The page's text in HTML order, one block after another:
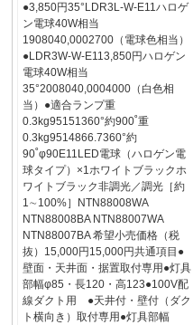
●3,850円35°LDR3L-W-E11ハロゲ
ン電球40W相当
1908040,0002700（電球色相当）
●LDR3W-W-E113,850円ハロゲン
電球40W相当
35°2008040,0004000（白色相
当）●適合ランプ重
0.3kg95151360°約900˚重
0.3kg9514866.7360°約
90˚φ90E11LED電球（ハロゲン電
球タイプ）×1ホワイトブラックホ
ワイトブラック非調光／調光［約
1∼100%］NTN88008WA
NTN88008BA NTN88007WA
NTN88007BA 希望小売価格（税
抜）15,000円15,000円共通項目●
壁面・天井面・据置取付専用●灯具
部幅φ85・長120・高123●100V配
線ダクト用 ●天井付・壁付（ダク
ト横向き）取付専用●灯具部幅